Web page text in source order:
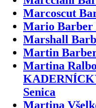
Marcoscut
Mario Barber
Marshall
Martin
Martina
Senica
Martina